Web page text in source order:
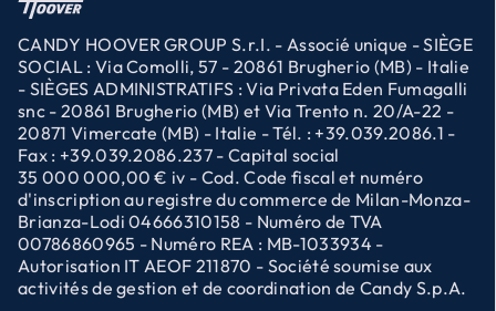
CANDY HOOVER GROUP S.r.I. - Associé unique - SIÈGE
SOCIAL : Via Comolli, 57 - 20861 Brugherio (MB) - Italie
- SIÈGES ADMINISTRATIFS : Via Privata Eden Fumagalli
snc - 20861 Brugherio (MB) et Via Trento n. 20/A-22 -
20871 Vimercate (MB) - Italie - Tél. : +39.039.2086.1 -
Fax : +39.039.2086.237 - Capital social
35 000 000,00 € iv - Cod. Code fiscal et numéro
d'inscription au registre du commerce de Milan-Monza-
Brianza-Lodi 04666310158 - Numéro de TVA
00786860965 - Numéro REA : MB-1033934 -
Autorisation IT AEOF 211870 - Société soumise aux
activités de gestion et de coordination de Candy S.p.A.